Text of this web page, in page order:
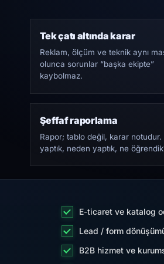
Tek çatı altında karar
Reklam, ölçüm ve teknik aynı
olunca sorunlar “başka ekipte”
kaybolmaz.
Şeffaf raporlama
Rapor; tablo değil, karar notudur.
yaptık, neden yaptık, ne
E-ticaret ve katalog
Lead / form
B2B hizmet ve